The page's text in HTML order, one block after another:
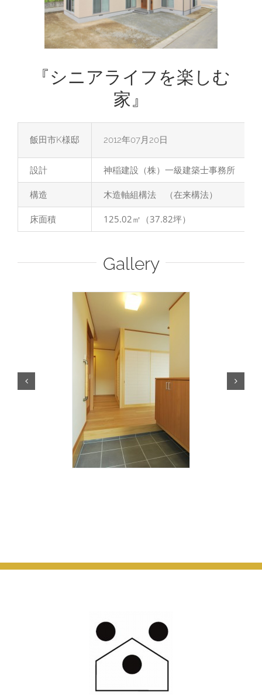
『シニアライフを楽しむ
家』
飯田市K様邸 2012年07月20日
設計 神稲建設（株）一級建築士事務所
構造 木造軸組構法 （在来構法）
床面積 125.02㎡（37.82坪）
Gallery